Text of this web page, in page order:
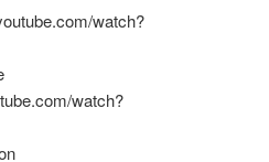
watch?
watch?